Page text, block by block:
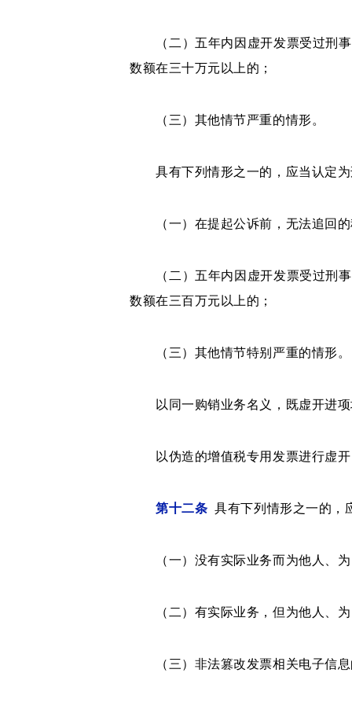
（二）五年内因虚开发票受过刑事
数额在三十万元以上的；
（三）其他情节严重的情形。
具有下列情形之一的，应当认定为
（一）在提起公诉前，无法追回的
（二）五年内因虚开发票受过刑事
数额在三百万元以上的；
（三）其他情节特别严重的情形。
以同一购销业务名义，既虚开进项
以伪造的增值税专用发票进行虚开
第十二条 具有下列情形之一的，
（一）没有实际业务而为他人、为
（二）有实际业务，但为他人、为
（三）非法篡改发票相关电子信息